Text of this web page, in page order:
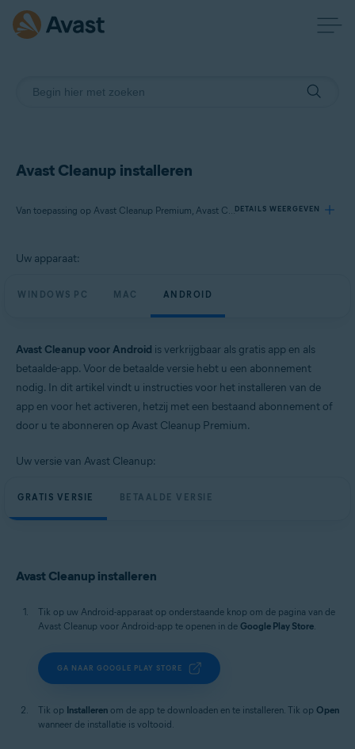
Avast Cleanup installeren
Van toepassing op Avast Cleanup Premium, Avast CleanupDETAILS WEERGEVEN
Avast Cleanup Premium
Uw apparaat:
WINDOWS PC MAC ANDROID
Avast Cleanup voor Android is verkrijgbaar als gratis app en als
betaalde-app. Voor de betaalde versie hebt u een abonnement
nodig. In dit artikel vindt u instructies voor het installeren van de
app en voor het activeren, hetzij met een bestaand abonnement of
door u te abonneren op Avast Cleanup Premium.
Uw versie van Avast Cleanup:
GRATIS VERSIE BETAALDE VERSIE
Avast Cleanup installeren
Tik op uw Android-apparaat op onderstaande knop om de pagina van de
Avast Cleanup voor Android-app te openen in de Google Play Store.
GA NAAR GOOGLE PLAY STORE
Tik op Installeren om de app te downloaden en te installeren. Tik op Open
wanneer de installatie is voltooid.